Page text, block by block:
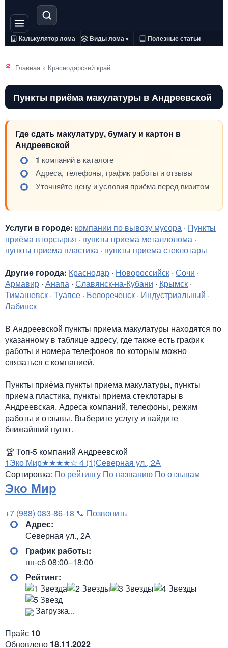
Калькулятор лома Виды лома ▾ Полезные статьи
Главная » Краснодарский край
Пункты приёма макулатуры в Андреевской
Где сдать макулатуру, бумагу и картон в
Андреевской
1 компаний в каталоге
Адреса, телефоны, график работы и отзывы
Уточняйте цену и условия приёма перед визитом
Услуги в городе: компании по вывозу мусора · Пункты
приёма вторсырья · пункты приема металлолома ·
пункты приема пластика · пункты приема стеклотары
Другие города: Краснодар · Новороссийск · Сочи ·
Армавир · Анапа · Славянск-на-Кубани · Крымск ·
Тимашевск · Туапсе · Белореченск · Индустриальный ·
Лабинск
В Андреевской пункты приема макулатуры находятся по
указанному в таблице адресу, где также есть график
работы и номера телефонов по которым можно
связаться с компанией.
Пункты приёма пункты приема макулатуры, пункты
приема пластика, пункты приема стеклотары в
Андреевская. Адреса компаний, телефоны, режим
работы и отзывы. Выберите услугу и найдите
ближайший пункт.
🏆 Топ-5 компаний Андреевской
1Эко Мир★★★★☆ 4 (1)Северная ул., 2А
Сортировка: По рейтингу По названию По отзывам
Эко Мир
+7 (988) 083-86-18 📞 Позвонить
Адрес:
Северная ул., 2А
График работы:
пн-сб 08:00–18:00
Рейтинг:
Загрузка...
Прайс 10
Обновлено 18.11.2022